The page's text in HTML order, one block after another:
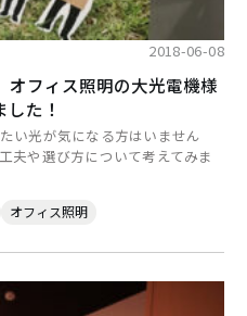
2018-06-08
オフィス照明の大光電機様
た！
い光が気になる方はいません
夫や選び方について考えてみま
オフィス照明